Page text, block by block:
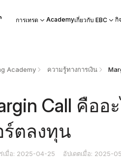
การเทรด Academyเกี่ยวกับ EBC กิ
Academy ความรู้ทางการเงิน
Call คืออ
ตลงทุน
เมื่อ: 2025-04-25 อัปเดตเมื่อ: 2025-